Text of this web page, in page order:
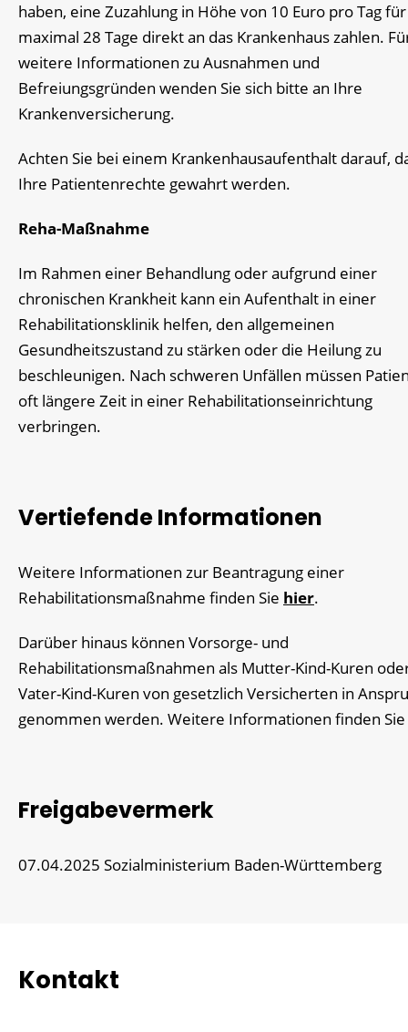
haben, eine Zuzahlung in Höhe von 10 Euro pro Tag für
maximal 28 Tage direkt an das Krankenhaus zahlen.
weitere Informationen zu Ausnahmen und
Befreiungsgründen wenden Sie sich bitte an Ihre
Krankenversicherung.
Achten Sie bei einem Krankenhausaufenthalt darauf,
Ihre Patientenrechte gewahrt werden.
Reha-Maßnahme
Im Rahmen einer Behandlung oder aufgrund einer
chronischen Krankheit kann ein Aufenthalt in einer
Rehabilitationsklinik helfen, den allgemeinen
Gesundheitszustand zu stärken oder die Heilung zu
beschleunigen. Nach schweren Unfällen müssen
oft längere Zeit in einer Rehabilitationseinrichtung
verbringen.
Vertiefende Informationen
Weitere Informationen zur Beantragung einer
Rehabilitationsmaßnahme finden Sie hier.
Darüber hinaus können Vorsorge- und
Rehabilitationsmaßnahmen als Mutter-Kind-Kuren
Vater-Kind-Kuren von gesetzlich Versicherten in
genommen werden. Weitere Informationen finden Sie
Freigabevermerk
07.04.2025 Sozialministerium Baden-Württemberg
Kontakt